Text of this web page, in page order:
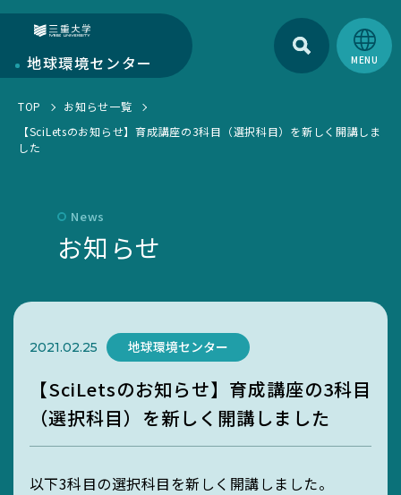
地球環境センター
検索
地球環境センターについて
お知らせ一覧
環境・情報科学館1F利用案内
教育・人材育成部門
学生活動
EGC学生委員会
MIEUポイント
TOP
お知らせ一覧
【SciLetsのお知らせ】育成講座の3科目（選択科目）を新しく開講しま
した
News
お知らせ
2021.02.25 地球環境センター
【SciLetsのお知らせ】育成講座の3科目
（選択科目）を新しく開講しました
以下3科目の選択科目を新しく開講しました。